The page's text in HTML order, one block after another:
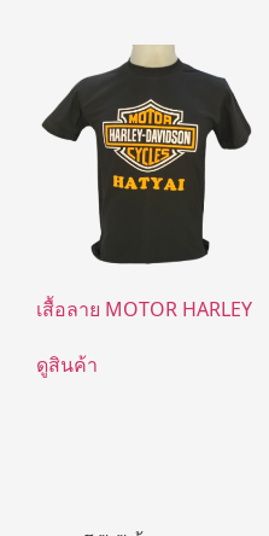
เสื้อลาย MOTOR HARLEY
ดูสินค้า